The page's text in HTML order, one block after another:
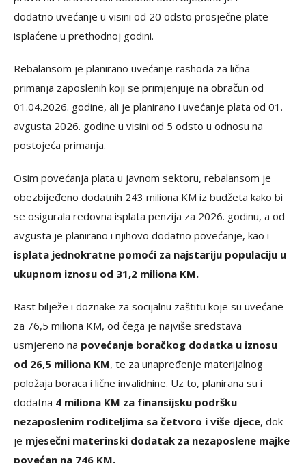
dodatno uvećanje u visini od 20 odsto prosječne plate
isplaćene u prethodnoj godini.
Rebalansom je planirano uvećanje rashoda za lična
primanja zaposlenih koji se primjenjuje na obračun od
01.04.2026. godine, ali je planirano i uvećanje plata od 01.
avgusta 2026. godine u visini od 5 odsto u odnosu na
postojeća primanja.
Osim povećanja plata u javnom sektoru, rebalansom je
obezbijeđeno dodatnih 243 miliona KM iz budžeta kako bi
se osigurala redovna isplata penzija za 2026. godinu, a od
avgusta je planirano i njihovo dodatno povećanje, kao i
isplata jednokratne pomoći za najstariju populaciju u
ukupnom iznosu od 31,2 miliona KM.
Rast bilježe i doznake za socijalnu zaštitu koje su uvećane
za 76,5 miliona KM, od čega je najviše sredstava
usmjereno na povećanje boračkog dodatka u iznosu
od 26,5 miliona KM, te za unapređenje materijalnog
položaja boraca i lične invalidnine. Uz to, planirana su i
dodatna 4 miliona KM za finansijsku podršku
nezaposlenim roditeljima sa četvoro i više djece, dok
je mjesečni materinski dodatak za nezaposlene majke
povećan na 746 KM.